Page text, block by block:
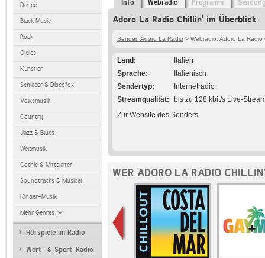
Dance
Black Music
Rock
Oldies
Künstler
Schlager & Discofox
Volksmusik
Country
Jazz & Blues
Weltmusik
Gothic & Mittelalter
Soundtracks & Musical
Kinder-Musik
Mehr Genres
Hörspiele im Radio
Wort- & Sport-Radio
Info Webradio Programm
Adoro La Radio Chillin' im Überblick
Sender: Adoro La Radio > Webradio: Adoro La Radio
Land
Italien
Sprache
Italienisch
Sendertyp
Internetradio
Streamqualität
bis zu 128 kbit/s Live-
Zur Website des Senders
WER ADORO LA RADIO